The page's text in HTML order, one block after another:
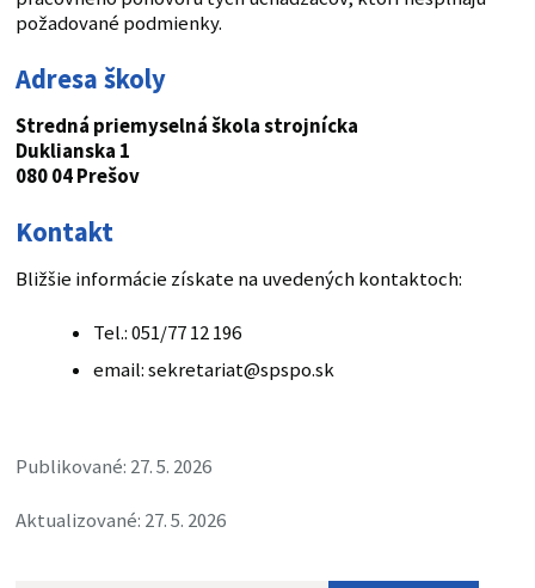
požadované podmienky.
Adresa školy
Stredná priemyselná škola strojnícka
Duklianska 1
080 04 Prešov
Kontakt
Bližšie informácie získate na uvedených kontaktoch:
Tel.: 051/77 12 196
email: sekretariat@spspo.sk
Publikované: 27. 5. 2026
Aktualizované: 27. 5. 2026